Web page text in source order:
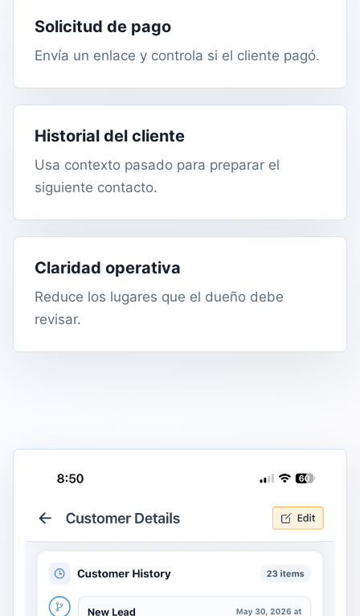
Solicitud de pago
Envía un enlace y controla si el cliente pagó.
Historial del cliente
Usa contexto pasado para preparar el
siguiente contacto.
Claridad operativa
Reduce los lugares que el dueño debe
revisar.